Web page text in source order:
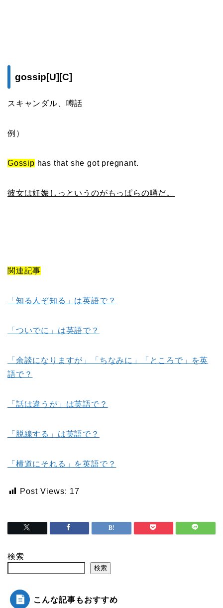
gossip[U][C]
スキャンダル、噂話
例）
Gossip has that she got pregnant.
彼女は妊娠しっというのがもっぱらの噂だ。
関連記事
「知る人ぞ知る」は英語で？
「ついでに」は英語で？
「余談になりますが」「ちなみに」「ところで」を英
語で？
「話は違うが」は英語で？
「脱線する」は英語で？
「横道にそれる」を英語で？
Post Views: 17
検索
検索
こんな記事もおすすめ